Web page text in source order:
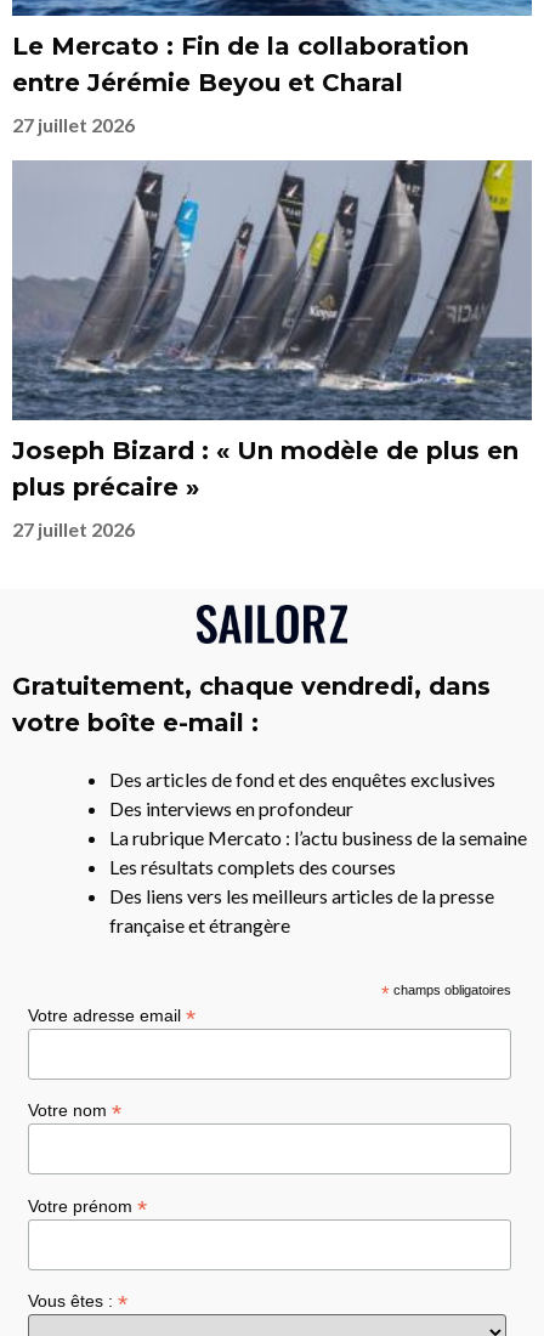
Le Mercato : Fin de la collaboration
entre Jérémie Beyou et Charal
27 juillet 2026
Joseph Bizard : « Un modèle de plus en
plus précaire »
27 juillet 2026
Gratuitement, chaque vendredi, dans
votre boîte e-mail :
Des articles de fond et des enquêtes exclusives
Des interviews en profondeur
La rubrique Mercato : l’actu business de la semaine
Les résultats complets des courses
Des liens vers les meilleurs articles de la presse
française et étrangère
* champs obligatoires
Votre adresse email *
Votre nom *
Votre prénom *
Vous êtes : *